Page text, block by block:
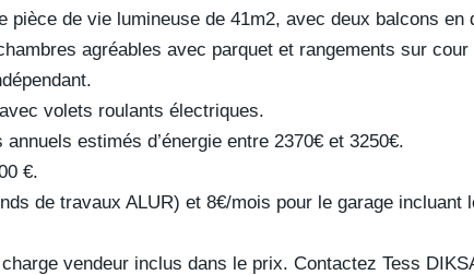
de vie lumineuse de 41m2, avec deux balcons en
agréables avec parquet et rangements sur cour
volets roulants électriques.
estimés d’énergie entre 2370€ et 3250€.
€.
de travaux ALUR) et 8€/mois pour le garage incluant
vendeur inclus dans le prix. Contactez Tess